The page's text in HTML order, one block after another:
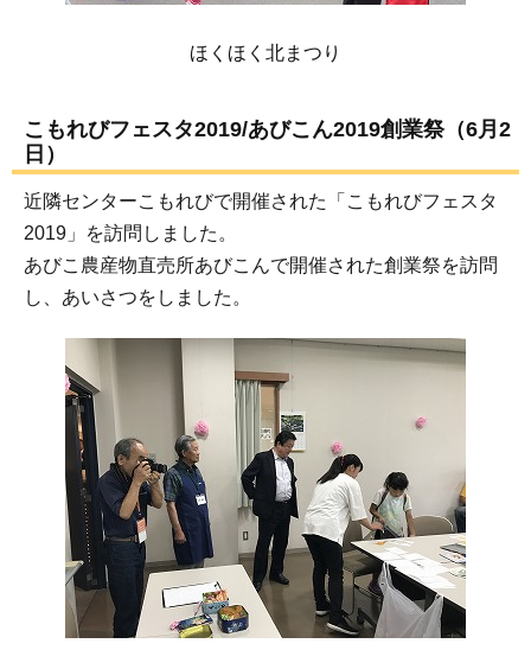
ほくほく北まつり
こもれびフェスタ2019/あびこん2019創業祭（6月2
日）
近隣センターこもれびで開催された「こもれびフェスタ
2019」を訪問しました。
あびこ農産物直売所あびこんで開催された創業祭を訪問
し、あいさつをしました。